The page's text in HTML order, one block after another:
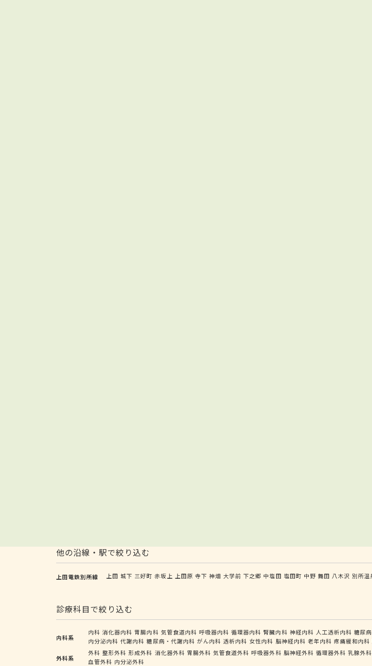
他の沿線・駅で絞り込む
上田電鉄別所線 上田 城下 三好町 赤坂上 上田原 寺下 神畑 大学前 下之郷 中塩田 塩田町 中野 舞田 八木沢 別所温
診療科目で絞り込む
内科系
内科 消化器内科 胃腸内科 気管食道内科 呼吸器内科 循環器内科 腎臓内科 神経内科 人工透析内科 糖尿
内分泌内科 代謝内科 糖尿病・代謝内科 がん内科 透析内科 女性内科 脳神経内科 老年内科 疼痛緩和内科
外科系
外科 整形外科 形成外科 消化器外科 胃腸外科 気管食道外科 呼吸器外科 脳神経外科 循環器外科 乳腺外科
血管外科 内分泌外科